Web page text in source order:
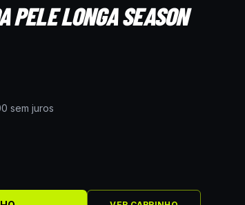
PELE LONGA SEASON
sem juros